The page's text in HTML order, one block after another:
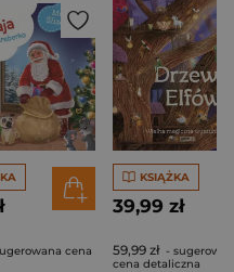
cena
KSIĄŻKA
39,99 zł
59,99 zł -
cena detaliczna